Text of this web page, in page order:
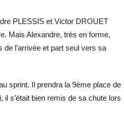
PLESSIS et Victor DROUET
Mais Alexandre, très en forme,
l’arrivée et part seul vers sa
sprint. Il prendra la 9ème place de
s’était bien remis de sa chute lors